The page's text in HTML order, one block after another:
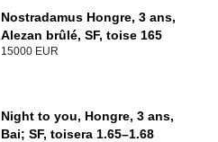
Nostradamus Hongre, 3 ans,
Alezan brûlé, SF, toise 165
15000 EUR
Night to you, Hongre, 3 ans,
Bai; SF, toisera 1.65–1.68